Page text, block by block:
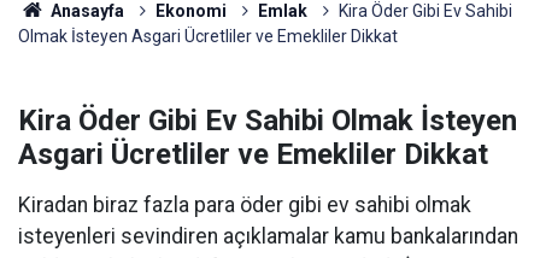
Anasayfa Ekonomi Emlak
Kira Öder Gibi Ev Sahibi
Olmak İsteyen Asgari Ücretliler ve Emekliler Dikkat
Kira Öder Gibi Ev Sahibi Olmak İsteyen
Asgari Ücretliler ve Emekliler Dikkat
Kiradan biraz fazla para öder gibi ev sahibi olmak
isteyenleri sevindiren açıklamalar kamu bankalarından